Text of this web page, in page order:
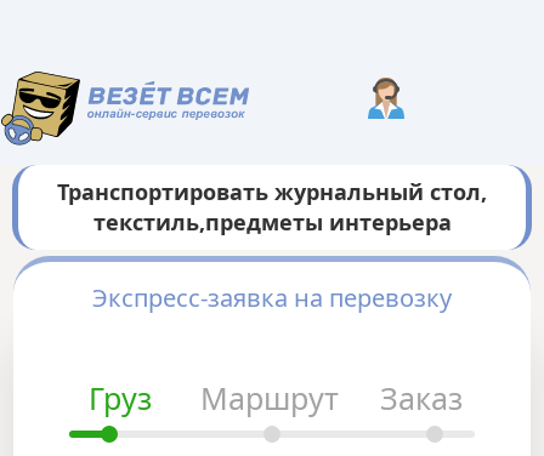
Транспортировать журнальный стол,
текстиль,предметы интерьера
Экспресс-заявка на перевозку
Груз Маршрут Заказ